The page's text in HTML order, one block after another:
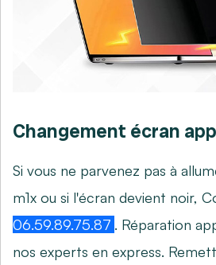
Changement écran
Si vous ne parvenez pas à
m1x ou si l'écran devient noir,
06.59.89.75.87 . Réparation
nos experts en express.